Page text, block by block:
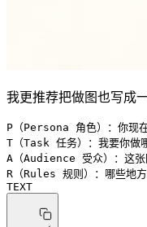
我更推荐把做图也写成
P（Persona 角色）：你现在
T（Task 任务）：我要你做
A（Audience 受众）：这张
R（Rules 规则）：哪些地方
TEXT